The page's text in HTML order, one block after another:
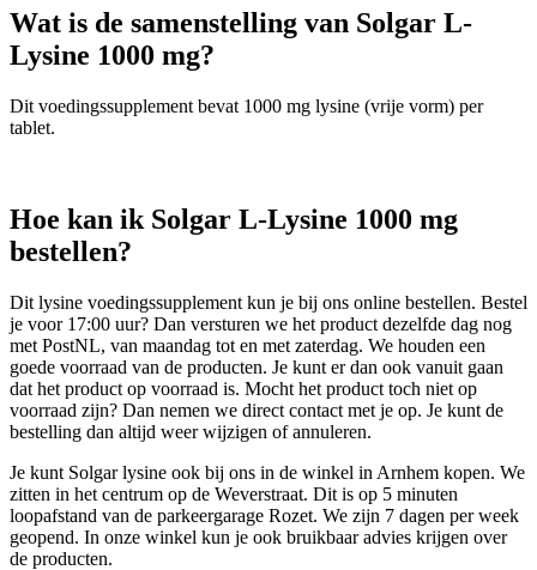
Wat is de samenstelling van Solgar L-
Lysine 1000 mg?
Dit voedingssupplement bevat 1000 mg lysine (vrije vorm) per
tablet.
Hoe kan ik Solgar L-Lysine 1000 mg
bestellen?
Dit lysine voedingssupplement kun je bij ons online bestellen. Bestel
je voor 17:00 uur? Dan versturen we het product dezelfde dag nog
met PostNL, van maandag tot en met zaterdag. We houden een
goede voorraad van de producten. Je kunt er dan ook vanuit gaan
dat het product op voorraad is. Mocht het product toch niet op
voorraad zijn? Dan nemen we direct contact met je op. Je kunt de
bestelling dan altijd weer wijzigen of annuleren.
Je kunt Solgar lysine ook bij ons in de winkel in Arnhem kopen. We
zitten in het centrum op de Weverstraat. Dit is op 5 minuten
loopafstand van de parkeergarage Rozet. We zijn 7 dagen per week
geopend. In onze winkel kun je ook bruikbaar advies krijgen over
de producten.